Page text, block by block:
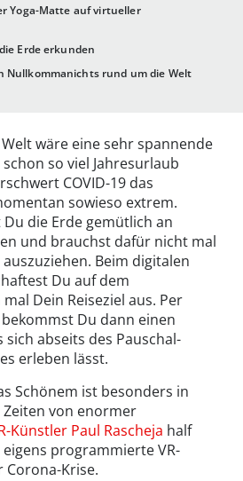
Yoga-Matte auf virtueller
Erde erkunden
Nullkommanichts rund um die Welt
wäre eine sehr spannende
so viel Jahresurlaub
COVID-19 das
sowieso extrem.
die Erde gemütlich an
und brauchst dafür nicht mal
Beim digitalen
Du auf dem
Dein Reiseziel aus. Per
Du dann einen
sich abseits des Pauschal-
erleben lässt.
Schönem ist besonders in
von enormer
Künstler Paul Rascheja half
programmierte VR-
Corona-Krise.